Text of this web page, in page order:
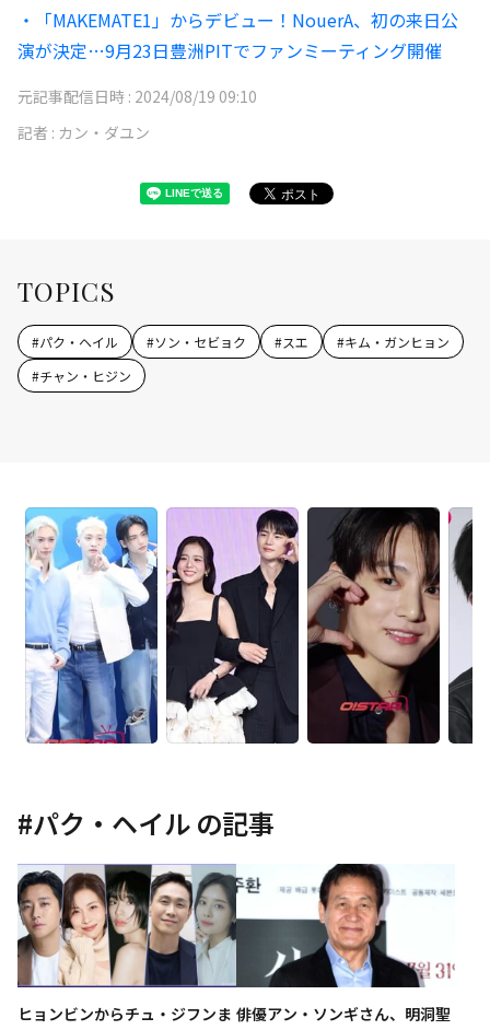
・「MAKEMATE1」からデビュー！NouerA、初の来日公
演が決定…9月23日豊洲PITでファンミーティング開催
元記事配信日時 : 2024/08/19 09:10
記者 : カン・ダユン
TOPICS
#パク・ヘイル #ソン・セビョク #スエ #キム・ガンヒョン
#チャン・ヒジン
#パク・ヘイル の記事
ヒョンビンからチュ・ジフンま 俳優アン・ソンギさん、明洞聖